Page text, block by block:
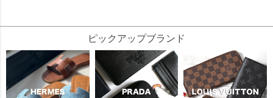
ピックアップブランド